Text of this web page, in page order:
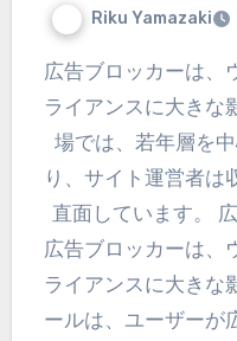
Riku Yamazaki
広告ブロッカーは、ウェブサイトの収益やコンプ
ライアンスに大きな
場では、若年層を
り、サイト運営者は
直面しています。
広告ブロッカーは、
ライアンスに大きな
ールは、ユーザーが